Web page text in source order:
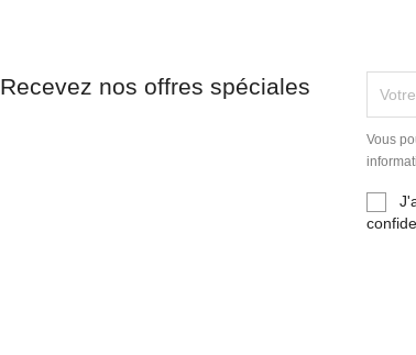
Recevez nos offres spéciales
Vous